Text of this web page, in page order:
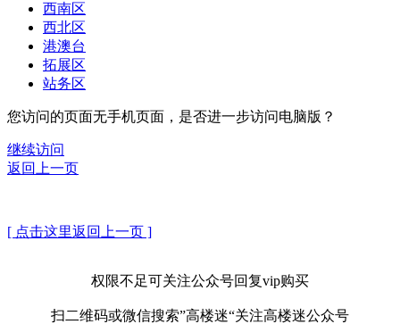
西南区
西北区
港澳台
拓展区
站务区
您访问的页面无手机页面，是否进一步访问电脑版？
继续访问
返回上一页
[ 点击这里返回上一页 ]
权限不足可关注公众号回复vip购买
扫二维码或微信搜索”高楼迷“关注高楼迷公众号